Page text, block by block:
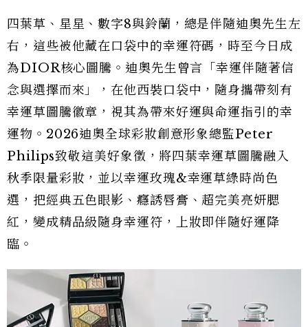
四葉草、星星、數字8與鈴蘭，總是伴隨迪奧先生左
右，這些被他藏在口袋中的幸運符碼，時至今日成
為DIOR核心圖騰。迪奧先生曾言「幸運伴隨著信
念與選擇而來」，在他西裝口袋中，隨身攜帶刻有
幸運草圖騰徽章，視其為帶來好運與命運指引的幸
運物。2026迪奧全球彩妝創意形象總監Peter
Philips致敬這美好象徵，將四葉幸運草圖騰融入
秋季限量彩妝，並以幸運玫瑰&幸運草綠時尚色
選，把經典五色眼影、癮誘唇膏、超完美亮妍腮
紅，變成精品級隨身幸運符，上妝即伴隨好運降
臨。